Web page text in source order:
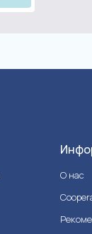
О нас